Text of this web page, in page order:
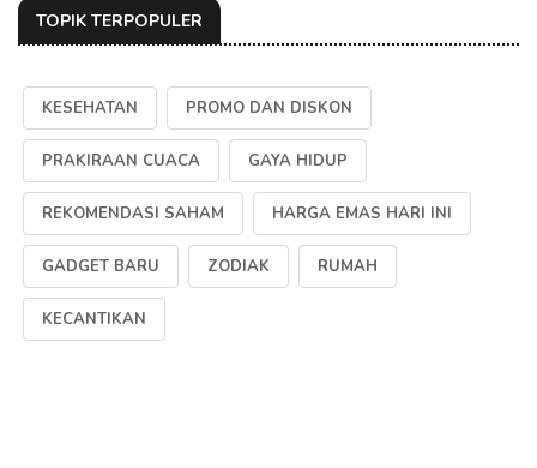
TOPIK TERPOPULER
KESEHATAN PROMO DAN DISKON
PRAKIRAAN CUACA GAYA HIDUP
REKOMENDASI SAHAM HARGA EMAS HARI INI
GADGET BARU ZODIAK RUMAH
KECANTIKAN